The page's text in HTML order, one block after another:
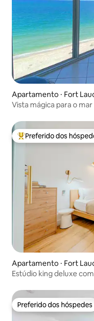
Apartamento ⋅ Fort
Vista mágica para o mar
Entre os melhores
Preferido dos
Apartamento ⋅ Fort
Estúdio king deluxe
Preferido dos hóspedes
Preferido dos hóspedes